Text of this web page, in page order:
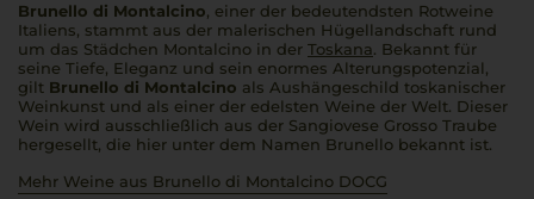
Brunello di Montalcino, einer der bedeutendsten Rotweine
Italiens, stammt aus der malerischen Hügellandschaft rund
um das Städchen Montalcino in der Toskana. Bekannt für
seine Tiefe, Eleganz und sein enormes Alterungspotenzial,
gilt Brunello di Montalcino als Aushängeschild toskanischer
Weinkunst und als einer der edelsten Weine der Welt. Dieser
Wein wird ausschließlich aus der Sangiovese Grosso Traube
hergesellt, die hier unter dem Namen Brunello bekannt ist.
Mehr Weine aus Brunello di Montalcino DOCG